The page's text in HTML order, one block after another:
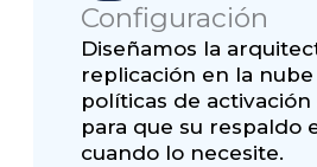
Configuración
Diseñamos la
replicación en la nube
políticas de
para que su respaldo
cuando lo necesite.